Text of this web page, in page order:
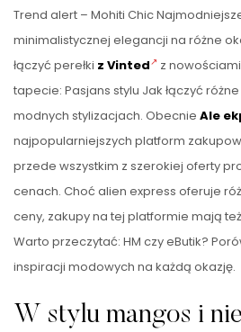
Trend alert – Mohiti Chic
minimalistycznej elegancji na różne
łączyć perełki z Vinted
z
tapecie: Pasjans stylu Jak łączyć
modnych stylizacjach. Obecnie Ale
najpopularniejszych platform
przede wszystkim z szerokiej oferty
cenach. Choć alien express oferuje
ceny, zakupy na tej platformie mają
Warto przeczytać: HM czy eButik?
inspiracji modowych na każdą okazję.
W stylu mangos i